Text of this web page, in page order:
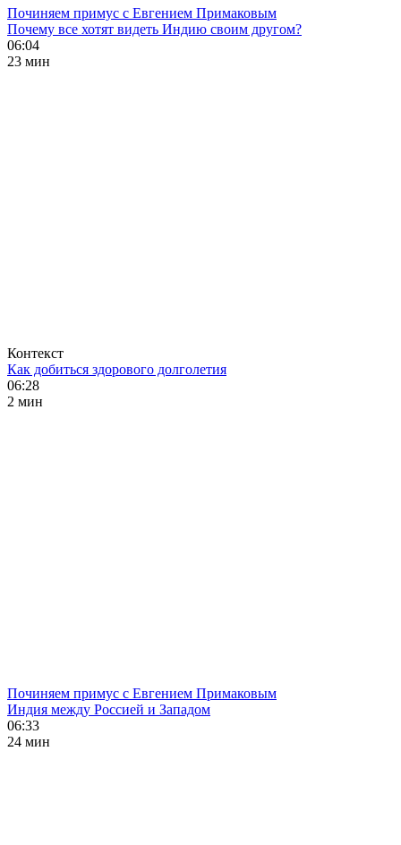
Починяем примус с Евгением Примаковым
Почему все хотят видеть Индию своим другом?
06:04
23 мин
Контекст
Как добиться здорового долголетия
06:28
2 мин
Починяем примус с Евгением Примаковым
Индия между Россией и Западом
06:33
24 мин